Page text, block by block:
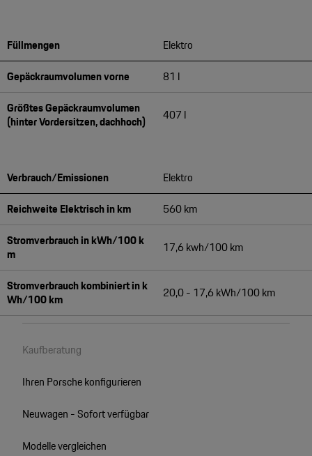
Füllmengen
Elektro
Gepäckraumvolumen vorne
81 l
Größtes Gepäckraumvolumen
(hinter Vordersitzen, dachhoch)
407 l
Verbrauch/Emissionen
Elektro
Reichweite Elektrisch in km
560 km
Stromverbrauch in kWh/100 k
m
17,6 kwh/100 km
Stromverbrauch kombiniert in k
Wh/100 km
20,0 - 17,6 kWh/100 km
Kaufberatung
Ihren Porsche konfigurieren
Neuwagen - Sofort verfügbar
Modelle vergleichen